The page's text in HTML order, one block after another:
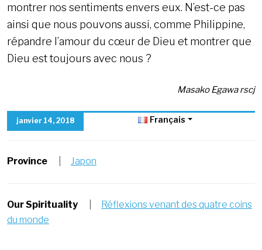
montrer nos sentiments envers eux. N’est-ce pas
ainsi que nous pouvons aussi, comme Philippine,
répandre l’amour du cœur de Dieu et montrer que
Dieu est toujours avec nous ?
Masako Egawa rscj
janvier 14, 2018 Français
Province Japon
Our Spirituality
Réflexions venant des quatre coins
du monde